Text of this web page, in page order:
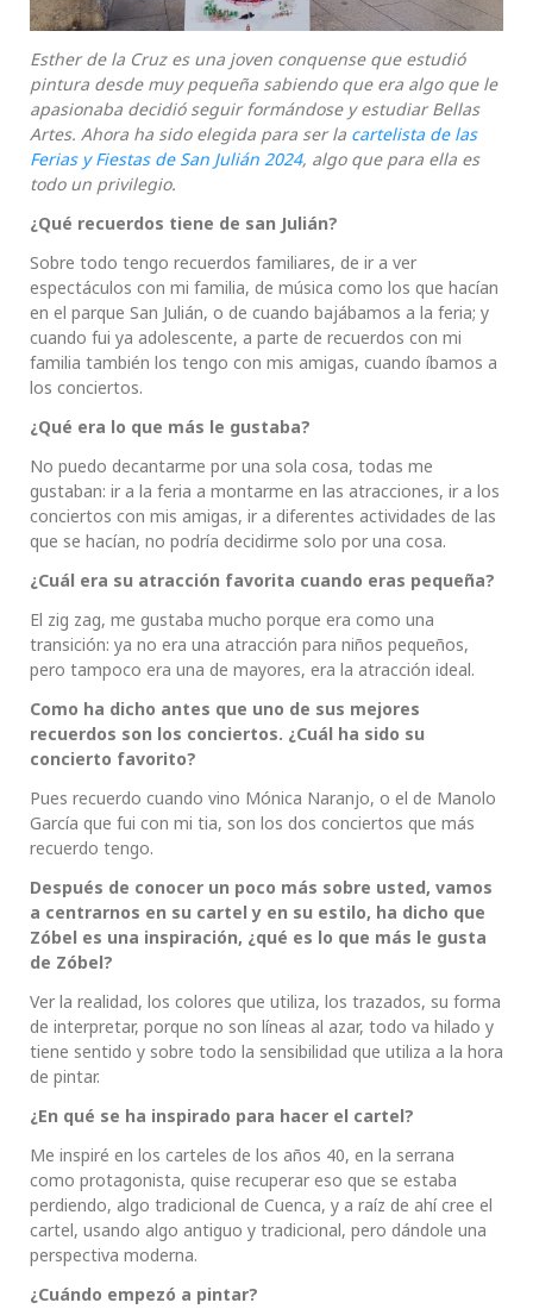
Esther de la Cruz es una joven conquense que estudió
pintura desde muy pequeña sabiendo que era algo que le
apasionaba decidió seguir formándose y estudiar Bellas
Artes. Ahora ha sido elegida para ser la cartelista de las
Ferias y Fiestas de San Julián 2024, algo que para ella es
todo un privilegio.
¿Qué recuerdos tiene de san Julián?
Sobre todo tengo recuerdos familiares, de ir a ver
espectáculos con mi familia, de música como los que hacían
en el parque San Julián, o de cuando bajábamos a la feria; y
cuando fui ya adolescente, a parte de recuerdos con mi
familia también los tengo con mis amigas, cuando íbamos a
los conciertos.
¿Qué era lo que más le gustaba?
No puedo decantarme por una sola cosa, todas me
gustaban: ir a la feria a montarme en las atracciones, ir a los
conciertos con mis amigas, ir a diferentes actividades de las
que se hacían, no podría decidirme solo por una cosa.
¿Cuál era su atracción favorita cuando eras pequeña?
El zig zag, me gustaba mucho porque era como una
transición: ya no era una atracción para niños pequeños,
pero tampoco era una de mayores, era la atracción ideal.
Como ha dicho antes que uno de sus mejores
recuerdos son los conciertos. ¿Cuál ha sido su
concierto favorito?
Pues recuerdo cuando vino Mónica Naranjo, o el de Manolo
García que fui con mi tia, son los dos conciertos que más
recuerdo tengo.
Después de conocer un poco más sobre usted, vamos
a centrarnos en su cartel y en su estilo, ha dicho que
Zóbel es una inspiración, ¿qué es lo que más le gusta
de Zóbel?
Ver la realidad, los colores que utiliza, los trazados, su forma
de interpretar, porque no son líneas al azar, todo va hilado y
tiene sentido y sobre todo la sensibilidad que utiliza a la hora
de pintar.
¿En qué se ha inspirado para hacer el cartel?
Me inspiré en los carteles de los años 40, en la serrana
como protagonista, quise recuperar eso que se estaba
perdiendo, algo tradicional de Cuenca, y a raíz de ahí cree el
cartel, usando algo antiguo y tradicional, pero dándole una
perspectiva moderna.
¿Cuándo empezó a pintar?